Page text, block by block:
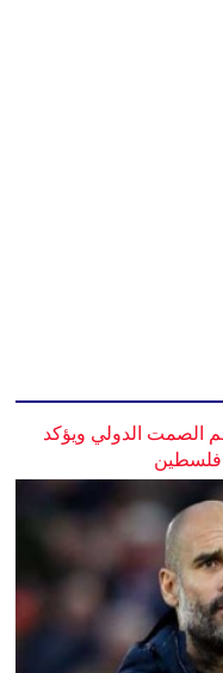
الصمت الدولي ويؤكد
فلسطين